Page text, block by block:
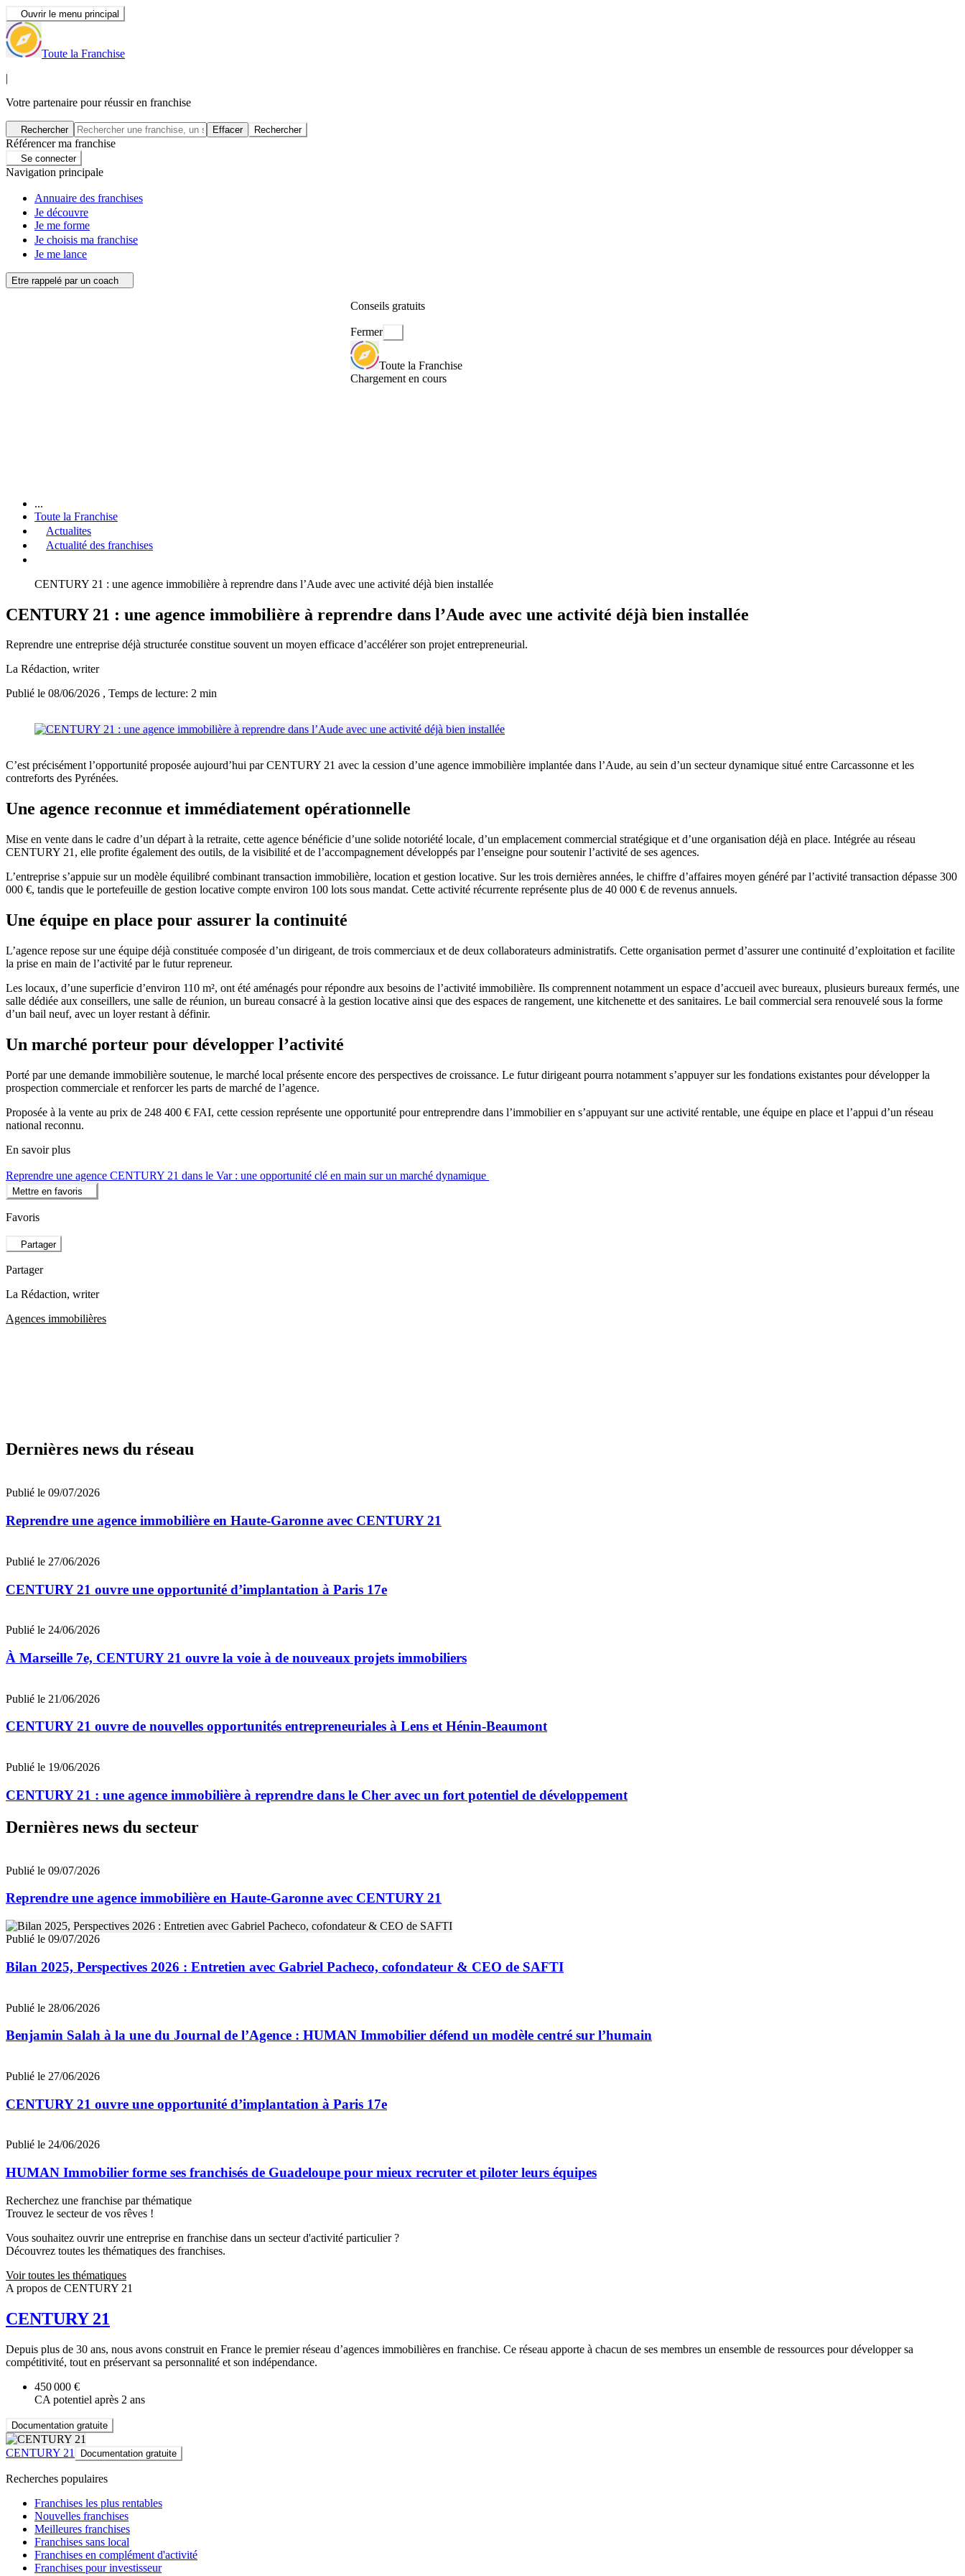
Ouvrir le menu principal
Toute la Franchise
|
Votre partenaire pour réussir en franchise
Rechercher Effacer Rechercher
Référencer ma franchise
Se connecter
Navigation principale
Annuaire des franchises
Je découvre
Je me forme
Je choisis ma franchise
Je me lance
Etre rappelé par un coach
Conseils gratuits
Fermer
Toute la Franchise
Chargement en cours
...
Toute la Franchise
Actualites
Actualité des franchises
CENTURY 21 : une agence immobilière à reprendre dans l’Aude avec une activité déjà bien installée
CENTURY 21 : une agence immobilière à reprendre dans l’Aude avec une activité déjà bien installée
Reprendre une entreprise déjà structurée constitue souvent un moyen efficace d’accélérer son projet entrepreneurial.
La Rédaction, writer
Publié le 08/06/2026 , Temps de lecture: 2 min
C’est précisément l’opportunité proposée aujourd’hui par CENTURY 21 avec la cession d’une agence immobilière implantée dans l’Aude, au sein d’un secteur dynamique situé entre Carcassonne et les
contreforts des Pyrénées.
Une agence reconnue et immédiatement opérationnelle
Mise en vente dans le cadre d’un départ à la retraite, cette agence bénéficie d’une solide notoriété locale, d’un emplacement commercial stratégique et d’une organisation déjà en place. Intégrée au réseau
CENTURY 21, elle profite également des outils, de la visibilité et de l’accompagnement développés par l’enseigne pour soutenir l’activité de ses agences.
L’entreprise s’appuie sur un modèle équilibré combinant transaction immobilière, location et gestion locative. Sur les trois dernières années, le chiffre d’affaires moyen généré par l’activité transaction dépasse 300
000 €, tandis que le portefeuille de gestion locative compte environ 100 lots sous mandat. Cette activité récurrente représente plus de 40 000 € de revenus annuels.
Une équipe en place pour assurer la continuité
L’agence repose sur une équipe déjà constituée composée d’un dirigeant, de trois commerciaux et de deux collaborateurs administratifs. Cette organisation permet d’assurer une continuité d’exploitation et facilite
la prise en main de l’activité par le futur repreneur.
Les locaux, d’une superficie d’environ 110 m², ont été aménagés pour répondre aux besoins de l’activité immobilière. Ils comprennent notamment un espace d’accueil avec bureaux, plusieurs bureaux fermés, une
salle dédiée aux conseillers, une salle de réunion, un bureau consacré à la gestion locative ainsi que des espaces de rangement, une kitchenette et des sanitaires. Le bail commercial sera renouvelé sous la forme
d’un bail neuf, avec un loyer restant à définir.
Un marché porteur pour développer l’activité
Porté par une demande immobilière soutenue, le marché local présente encore des perspectives de croissance. Le futur dirigeant pourra notamment s’appuyer sur les fondations existantes pour développer la
prospection commerciale et renforcer les parts de marché de l’agence.
Proposée à la vente au prix de 248 400 € FAI, cette cession représente une opportunité pour entreprendre dans l’immobilier en s’appuyant sur une activité rentable, une équipe en place et l’appui d’un réseau
national reconnu.
En savoir plus
Reprendre une agence CENTURY 21 dans le Var : une opportunité clé en main sur un marché dynamique
Mettre en favoris
Favoris
Partager
Partager
La Rédaction, writer
Agences immobilières
Dernières news du réseau
Publié le 09/07/2026
Reprendre une agence immobilière en Haute-Garonne avec CENTURY 21
Publié le 27/06/2026
CENTURY 21 ouvre une opportunité d’implantation à Paris 17e
Publié le 24/06/2026
À Marseille 7e, CENTURY 21 ouvre la voie à de nouveaux projets immobiliers
Publié le 21/06/2026
CENTURY 21 ouvre de nouvelles opportunités entrepreneuriales à Lens et Hénin-Beaumont
Publié le 19/06/2026
CENTURY 21 : une agence immobilière à reprendre dans le Cher avec un fort potentiel de développement
Dernières news du secteur
Publié le 09/07/2026
Reprendre une agence immobilière en Haute-Garonne avec CENTURY 21
Publié le 09/07/2026
Bilan 2025, Perspectives 2026 : Entretien avec Gabriel Pacheco, cofondateur & CEO de SAFTI
Publié le 28/06/2026
Benjamin Salah à la une du Journal de l’Agence : HUMAN Immobilier défend un modèle centré sur l’humain
Publié le 27/06/2026
CENTURY 21 ouvre une opportunité d’implantation à Paris 17e
Publié le 24/06/2026
HUMAN Immobilier forme ses franchisés de Guadeloupe pour mieux recruter et piloter leurs équipes
Recherchez une franchise par thématique
Trouvez le secteur de vos rêves !
Vous souhaitez ouvrir une entreprise en franchise dans un secteur d'activité particulier ?
Découvrez toutes les thématiques des franchises.
Voir toutes les thématiques
A propos de CENTURY 21
CENTURY 21
Depuis plus de 30 ans, nous avons construit en France le premier réseau d’agences immobilières en franchise. Ce réseau apporte à chacun de ses membres un ensemble de ressources pour développer sa
compétitivité, tout en préservant sa personnalité et son indépendance.
450 000 €
CA potentiel après 2 ans
Documentation gratuite
CENTURY 21 Documentation gratuite
Recherches populaires
Franchises les plus rentables
Nouvelles franchises
Meilleures franchises
Franchises sans local
Franchises en complément d'activité
Franchises pour investisseur